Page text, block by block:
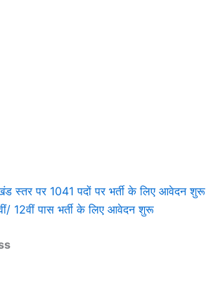
स्तर पर 1041 पदों पर भर्ती के लिए आवेदन शुरू
पास भर्ती के लिए आवेदन शुरू